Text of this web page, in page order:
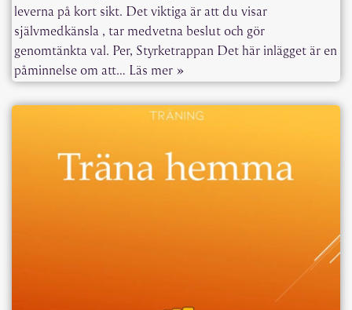
leverna på kort sikt. Det viktiga är att du visar
självmedkänsla , tar medvetna beslut och gör
genomtänkta val. Per, Styrketrappan Det här inlägget är en
påminnelse om att… Läs mer »